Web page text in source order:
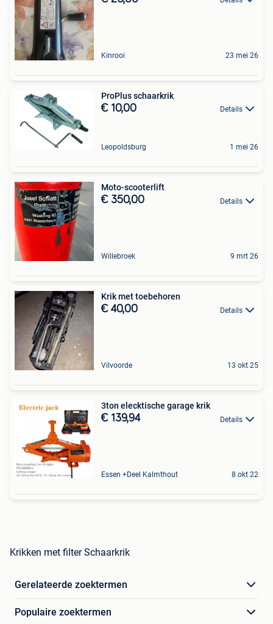
Kinrooi 23 mei 26
ProPlus schaarkrik
€ 10,00 Details
Leopoldsburg 1 mei 26
Moto-scooterlift
€ 350,00 Details
Willebroek 9 mrt 26
Krik met toebehoren
€ 40,00 Details
Vilvoorde 13 okt 25
3ton elecktische garage krik
€ 139,94 Details
Essen +Deel Kalmthout 8 okt 22
Krikken met filter Schaarkrik
Gerelateerde zoektermen
Populaire zoektermen